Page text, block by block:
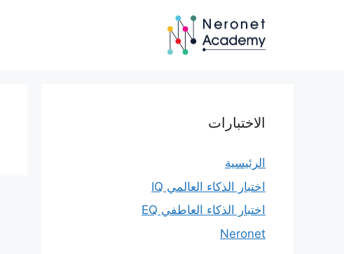
الاختبارات
الرئيسية
اختبار الذكاء العالمي IQ
اختبار الذكاء العاطفي EQ
Neronet